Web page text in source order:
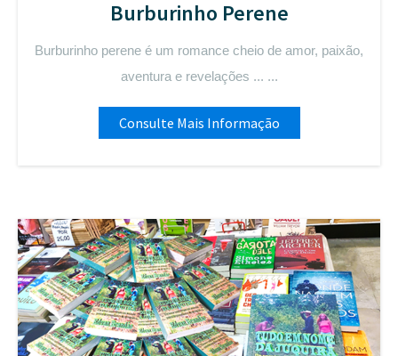
Burburinho Perene
Burburinho perene é um romance cheio de amor, paixão,
aventura e revelações ... ...
Consulte Mais Informação